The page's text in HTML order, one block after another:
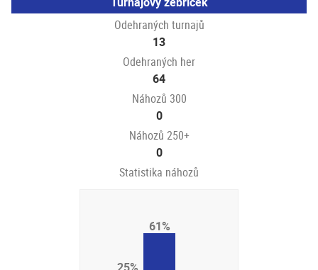
Odehraných turnajů
13
Odehraných her
64
Náhozů 300
0
Náhozů 250+
0
Statistika náhozů
61%